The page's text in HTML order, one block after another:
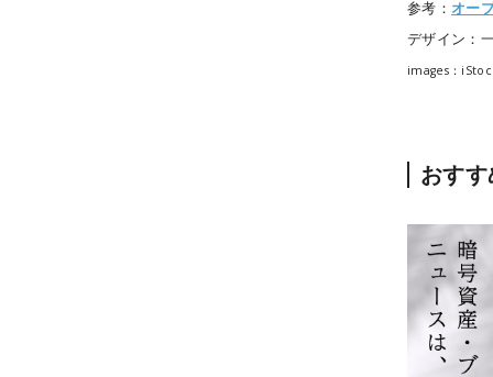
参考： オー
デザイン：
images：
おす